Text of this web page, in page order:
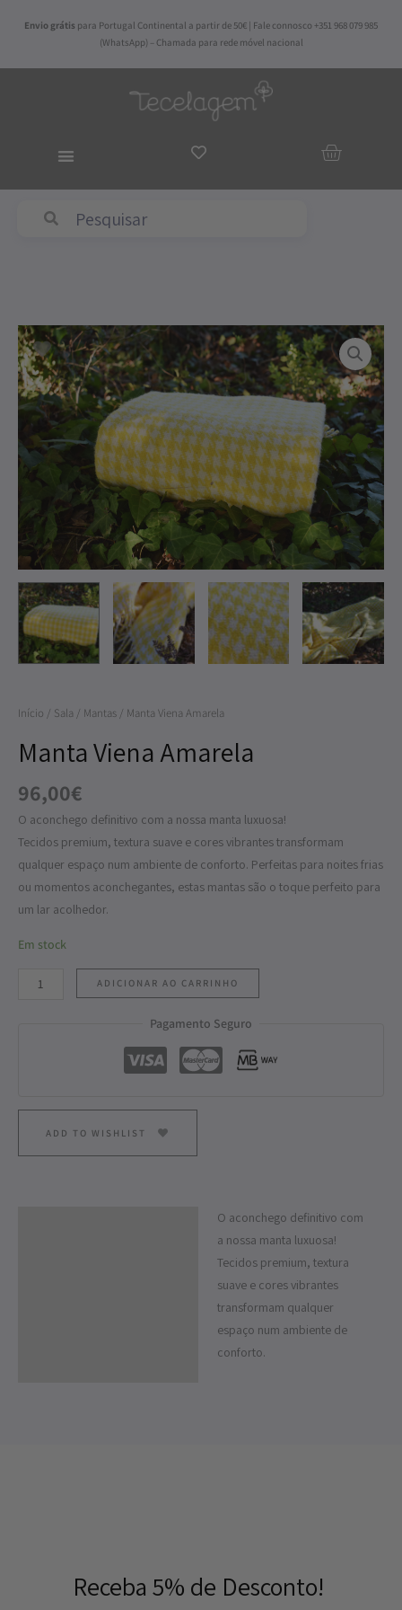
Envio grátis para Portugal Continental a partir de 50€ | Fale connosco +351 968 079 985
(WhatsApp) – Chamada para rede móvel nacional
AO
Início / Sala / Mantas / Manta Viena Amarela
Manta Viena Amarela
96,00€
O aconchego definitivo com a nossa manta luxuosa!
Tecidos premium, textura suave e cores vibrantes transformam
qualquer espaço num ambiente de conforto. Perfeitas para noites frias
ou momentos aconchegantes, estas mantas são o toque perfeito para
um lar acolhedor.
Em stock
Quantidade
de
Manta
Viena
Amarela
ADICIONAR AO CARRINHO
Pagamento Seguro
ADD TO WISHLIST
O aconchego definitivo com
a nossa manta luxuosa!
Tecidos premium, textura
suave e cores vibrantes
transformam qualquer
espaço num ambiente de
conforto.
Receba 5% de Desconto!